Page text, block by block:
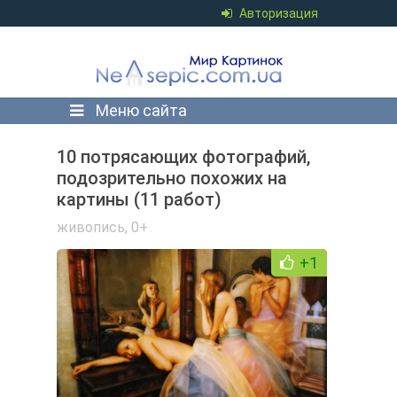
Авторизация
Меню сайта
10 потрясающих фотографий,
подозрительно похожих на
картины (11 работ)
живопись, 0+
+1